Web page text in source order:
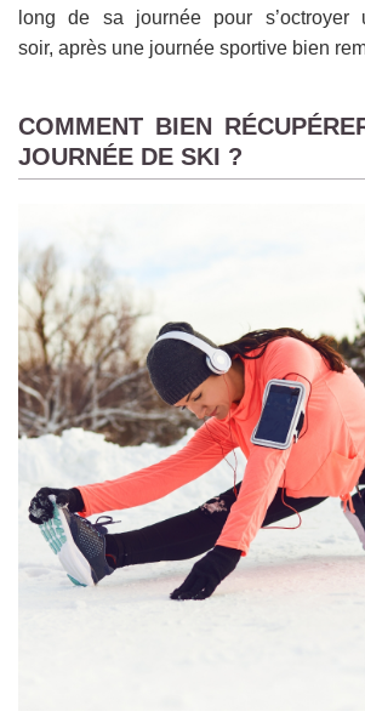
long de sa journée pour
soir, après une journée sportive bien
COMMENT BIEN
JOURNÉE DE SKI ?